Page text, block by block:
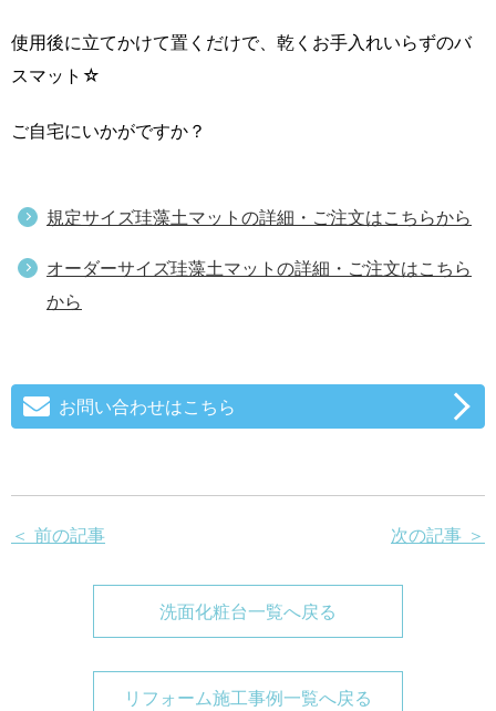
使用後に立てかけて置くだけで、乾くお手入れいらずのバ
スマット☆
ご自宅にいかがですか？
規定サイズ珪藻土マットの詳細・ご注文はこちらから
オーダーサイズ珪藻土マットの詳細・ご注文はこちら
から
お問い合わせはこちら
＜ 前の記事 次の記事 ＞
洗面化粧台一覧へ戻る
リフォーム施工事例一覧へ戻る